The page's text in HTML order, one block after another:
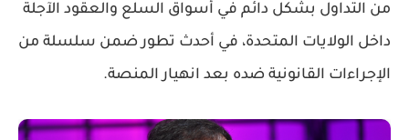
من التداول بشكل دائم في أسواق السلع والعقود الآجلة
داخل الولايات المتحدة، في أحدث تطور ضمن سلسلة من
الإجراءات القانونية ضده بعد انهيار المنصة.